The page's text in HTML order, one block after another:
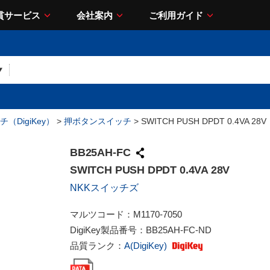
サービス 会社案内 ご利用ガイド
（DigiKey） > 押ボタンスイッチ > SWITCH PUSH DPDT 0.4VA 28V
BB25AH-FC
SWITCH PUSH DPDT 0.4VA 28V
NKKスイッチズ
マルツコード： M1170-7050
DigiKey製品番号： BB25AH-FC-ND
品質ランク： A(DigiKey)